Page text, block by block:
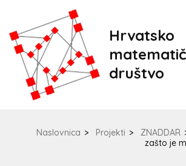
Hrvatsko
društvo
Naslovnica > Projekti > ZNADDAR
zašto je